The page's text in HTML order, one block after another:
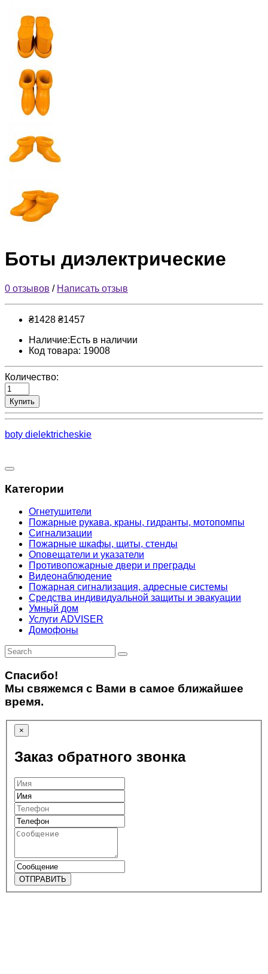
Боты диэлектрические
0 отзывов / Написать отзыв
₴1428 ₴1457
Наличие:Есть в наличии
Код товара: 19008
Количество:
Купить
boty dielektricheskie
Категории
Огнетушители
Пожарные рукава, краны, гидранты, мотопомпы
Сигнализации
Пожарные шкафы, щиты, стенды
Оповещатели и указатели
Противопожарные двери и преграды
Видеонаблюдение
Пожарная сигнализация, адресные системы
Средства индивидуальной защиты и эвакуации
Умный дом
Услуги ADVISER
Домофоны
Спасибо!
Мы свяжемся с Вами в самое ближайшее
время.
×
Заказ обратного звонка
ОТПРАВИТЬ